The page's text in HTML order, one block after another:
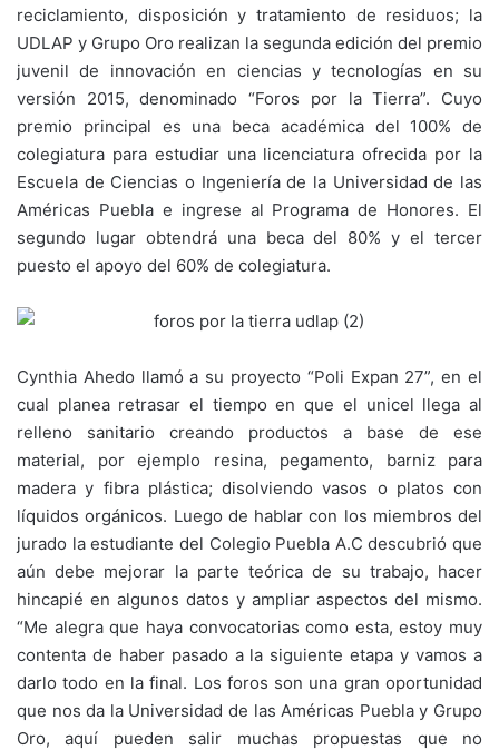
reciclamiento, disposición y tratamiento de residuos; la
UDLAP y Grupo Oro realizan la segunda edición del premio
juvenil de innovación en ciencias y tecnologías en su
versión 2015, denominado “Foros por la Tierra”. Cuyo
premio principal es una beca académica del 100% de
colegiatura para estudiar una licenciatura ofrecida por la
Escuela de Ciencias o Ingeniería de la Universidad de las
Américas Puebla e ingrese al Programa de Honores. El
segundo lugar obtendrá una beca del 80% y el tercer
puesto el apoyo del 60% de colegiatura.
Cynthia Ahedo llamó a su proyecto “Poli Expan 27”, en el
cual planea retrasar el tiempo en que el unicel llega al
relleno sanitario creando productos a base de ese
material, por ejemplo resina, pegamento, barniz para
madera y fibra plástica; disolviendo vasos o platos con
líquidos orgánicos. Luego de hablar con los miembros del
jurado la estudiante del Colegio Puebla A.C descubrió que
aún debe mejorar la parte teórica de su trabajo, hacer
hincapié en algunos datos y ampliar aspectos del mismo.
“Me alegra que haya convocatorias como esta, estoy muy
contenta de haber pasado a la siguiente etapa y vamos a
darlo todo en la final. Los foros son una gran oportunidad
que nos da la Universidad de las Américas Puebla y Grupo
Oro, aquí pueden salir muchas propuestas que no